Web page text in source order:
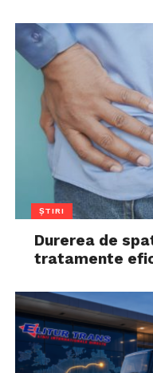
ȘTIRI
Durerea de
tratamente